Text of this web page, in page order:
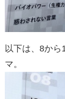
以下は、8か
マ。